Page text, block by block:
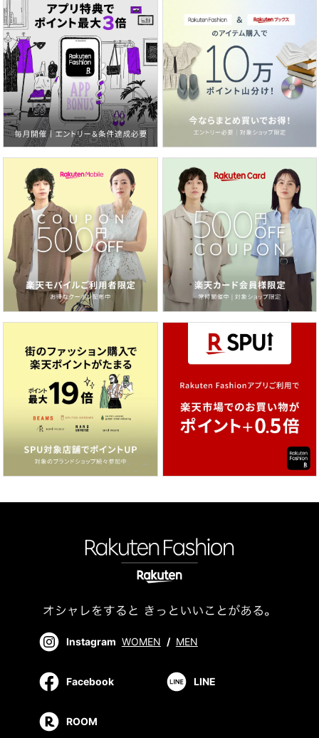
Instagram WOMEN / MEN
Facebook LINE
ROOM